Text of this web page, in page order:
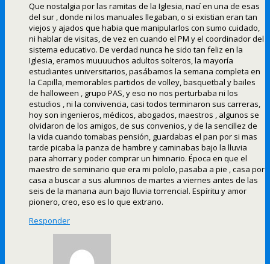
Que nostalgia por las ramitas de la Iglesia, nací en una de esas
del sur , donde ni los manuales llegaban, o si existian eran tan
viejos y ajados que habia que manipularlos con sumo cuidado,
ni hablar de visitas, de vez en cuando el PM y el coordinador del
sistema educativo. De verdad nunca he sido tan feliz en la
Iglesia, eramos muuuuchos adultos solteros, la mayoría
estudiantes universitarios, pasábamos la semana completa en
la Capilla, memorables partidos de volley, basquetbal y bailes
de halloween , grupo PAS, y eso no nos perturbaba ni los
estudios , ni la convivencia, casi todos terminaron sus carreras,
hoy son ingenieros, médicos, abogados, maestros , algunos se
olvidaron de los amigos, de sus convenios, y de la sencillez de
la vida cuando tomabas pensión, guardabas el pan por si mas
tarde picaba la panza de hambre y caminabas bajo la lluvia
para ahorrar y poder comprar un himnario. Época en que el
maestro de seminario que era mi pololo, pasaba a pie , casa por
casa a buscar a sus alumnos de martes a viernes antes de las
seis de la manana aun bajo lluvia torrencial. Espíritu y amor
pionero, creo, eso es lo que extrano.
Responder